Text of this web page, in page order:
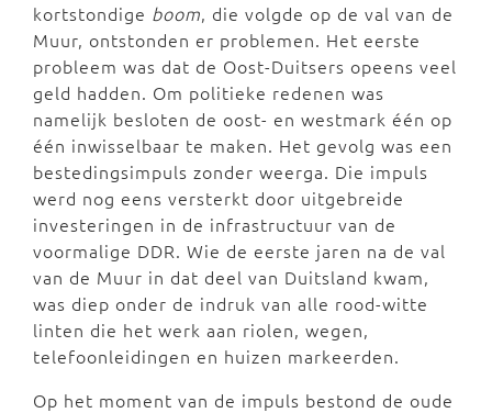
kortstondige boom, die volgde op de val van de
Muur, ontstonden er problemen. Het eerste
probleem was dat de Oost-Duitsers opeens veel
geld hadden. Om politieke redenen was
namelijk besloten de oost- en westmark één op
één inwisselbaar te maken. Het gevolg was een
bestedingsimpuls zonder weerga. Die impuls
werd nog eens versterkt door uitgebreide
investeringen in de infrastructuur van de
voormalige DDR. Wie de eerste jaren na de val
van de Muur in dat deel van Duitsland kwam,
was diep onder de indruk van alle rood-witte
linten die het werk aan riolen, wegen,
telefoonleidingen en huizen markeerden.
Op het moment van de impuls bestond de oude